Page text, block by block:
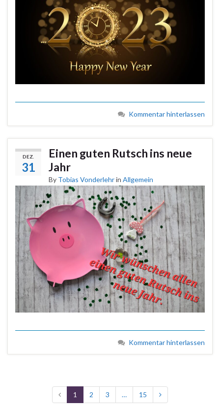
Kommentar hinterlassen
DEZ.
31
Einen guten Rutsch ins neue
Jahr
By Tobias Vonderlehrin Allgemein
Kommentar hinterlassen
1 2 3 … 15